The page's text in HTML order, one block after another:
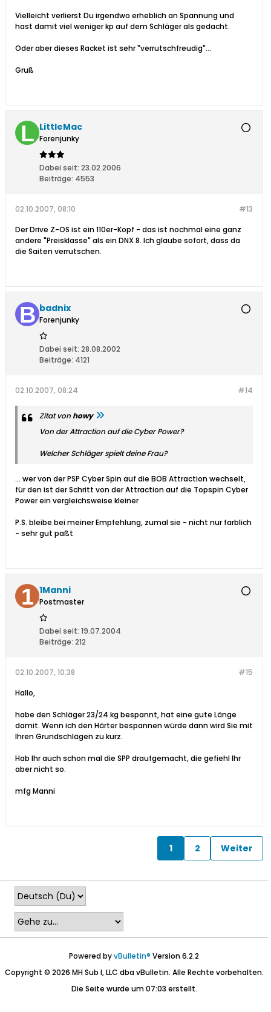
Vielleicht verlierst Du irgendwo erheblich an Spannung und
hast damit viel weniger kp auf dem Schläger als gedacht.
Oder aber dieses Racket ist sehr "verrutschfreudig"...
Gruß
LittleMac
Forenjunky
Dabei seit: 23.02.2006
Beiträge: 4553
#13
02.10.2007, 08:10
Der Drive Z-OS ist ein 110er-Kopf - das ist nochmal eine ganz
andere "Preisklasse" als ein DNX 8. Ich glaube sofort, dass da
die Saiten verrutschen.
badnix
Forenjunky
Dabei seit: 28.08.2002
Beiträge: 4121
#14
02.10.2007, 08:24
Zitat vonhowy
Von der Attraction auf die Cyber Power?
Welcher Schläger spielt deine Frau?
... wer von der PSP Cyber Spin auf die BOB Attraction wechselt,
für den ist der Schritt von der Attraction auf die Topspin Cyber
Power ein vergleichsweise kleiner
P.S. bleibe bei meiner Empfehlung, zumal sie - nicht nur farblich
- sehr gut paßt
1Manni
Postmaster
Dabei seit: 19.07.2004
Beiträge: 212
#15
02.10.2007, 10:38
Hallo,
habe den Schläger 23/24 kg bespannt, hat eine gute Länge
damit. Wenn ich den Härter bespannen würde dann wird Sie mit
Ihren Grundschlägen zu kurz.
Hab Ihr auch schon mal die SPP draufgemacht, die gefiehl Ihr
aber nicht so.
mfg Manni
1 2 Weiter
Powered byvBulletin® Version 6.2.2
Copyright © 2026 MH Sub I, LLC dba vBulletin. Alle Rechte vorbehalten.
Die Seite wurde um 07:03 erstellt.